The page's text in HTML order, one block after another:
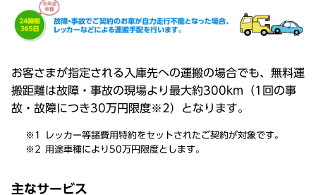
お客さまが指定される入庫先への運搬の場合でも、無料運
搬距離は故障・事故の現場より最大約300km（1回の事
故・故障につき30万円限度※2）となります。
レッカー等諸費用特約をセットされたご契約が対象です。
用途車種により50万円限度とします。
主なサービス